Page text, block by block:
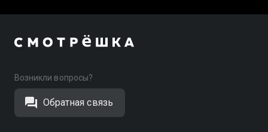
Возникли вопросы?
Обратная связь